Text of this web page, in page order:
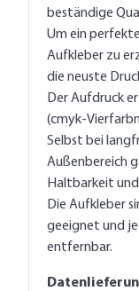
beständige
Um ein
Aufkleber zu
die neuste
Der Aufdruck
(cmyk-
Selbst bei
Außenbereich
Haltbarkeit
Die Aufkleber
geeignet und
entfernbar.